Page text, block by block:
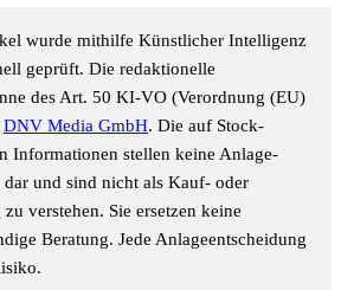
wurde mithilfe Künstlicher Intelligenz
geprüft. Die redaktionelle
des Art. 50 KI-VO (Verordnung (EU)
DNV Media GmbH. Die auf Stock-
Informationen stellen keine Anlage-
dar und sind nicht als Kauf- oder
verstehen. Sie ersetzen keine
Beratung. Jede Anlageentscheidung